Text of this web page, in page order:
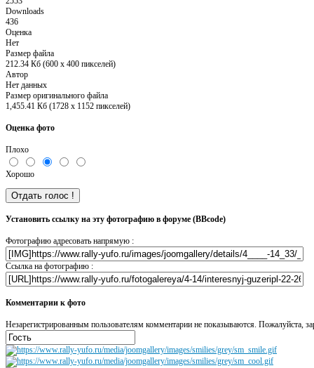
Downloads
436
Оценка
Нет
Размер файла
212.34 Кб (600 x 400 пикселей)
Автор
Нет данных
Размер оригинального файла
1,455.41 Кб (1728 x 1152 пикселей)
Оценка фото
Плохо
Хорошо
Установить ссылку на эту фотографию в форуме (BBcode)
Фотографию адресовать напрямую :
Ссылка на фотографию :
Комментарии к фото
Незарегистрированным пользователям комментарии не показываются. Пожалуйста,